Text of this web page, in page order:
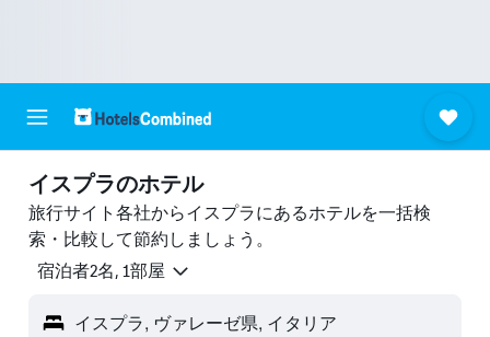
イスプラのホテル
旅行サイト各社からイスプラにあるホテルを一括検
索・比較して節約しましょう。
宿泊者2名, 1​部屋
イスプラ, ヴァレーゼ県, イタリア